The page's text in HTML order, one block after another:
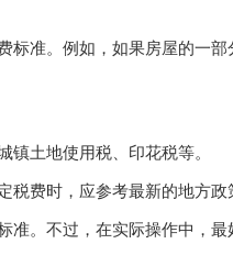
准。例如，如果房屋的一
土地使用税、印花税等。
费时，应参考最新的地方政
。不过，在实际操作中，